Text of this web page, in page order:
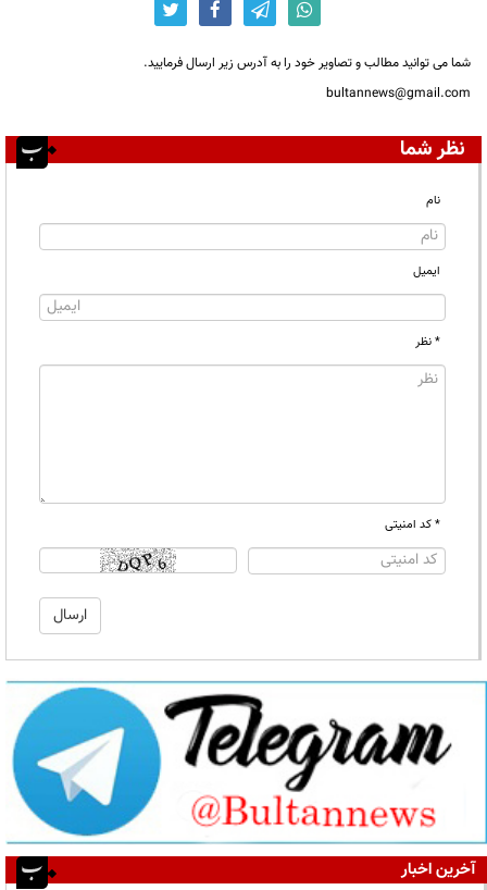
شما می توانید مطالب و تصاویر خود را به آدرس زیر ارسال فرمایید.
bultannews@gmail.com
نظر شما
نام
ایمیل
* نظر
* کد امنیتی
آخرین اخبار